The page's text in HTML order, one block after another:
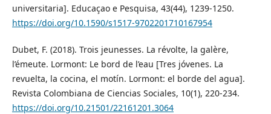
universitaria]. Educaçao e Pesquisa, 43(44), 1239-1250.
https://doi.org/10.1590/s1517-9702201710167954
Dubet, F. (2018). Trois jeunesses. La révolte, la galère,
l’émeute. Lormont: Le bord de l’eau [Tres jóvenes. La
revuelta, la cocina, el motín. Lormont: el borde del agua].
Revista Colombiana de Ciencias Sociales, 10(1), 220-234.
https://doi.org/10.21501/22161201.3064